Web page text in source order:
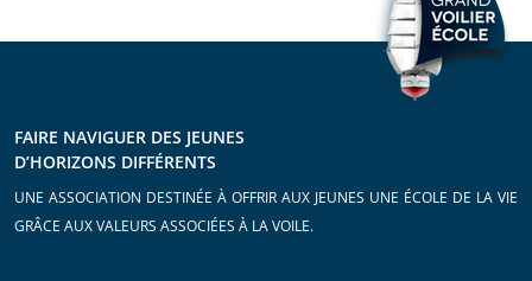
FAIRE NAVIGUER DES JEUNES
D’HORIZONS DIFFÉRENTS
UNE ASSOCIATION DESTINÉE À OFFRIR AUX JEUNES UNE ÉCOLE DE LA VIE
GRÂCE AUX VALEURS ASSOCIÉES À LA VOILE.